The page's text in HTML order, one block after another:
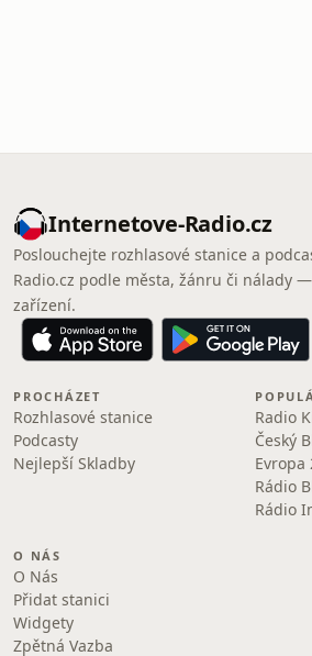
Internetove-Radio.cz
Poslouchejte rozhlasové stanice a
Radio.cz podle města, žánru či nálady
zařízení.
PROCHÁZET
Rozhlasové stanice
Podcasty
Nejlepší Skladby
Radio
Český
Evropa
Rádio
Rádio
O NÁS
O Nás
Přidat stanici
Widgety
Zpětná Vazba